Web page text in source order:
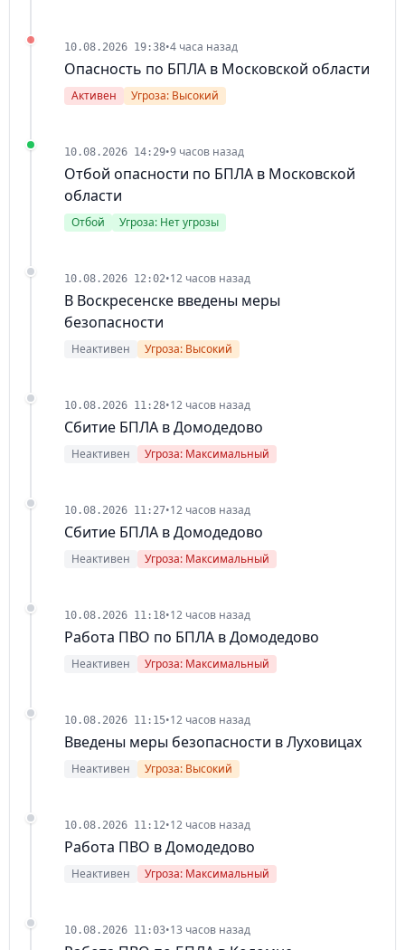
10.08.2026 19:38•4 часа назад
Опасность по БПЛА в Московской области
Активен Угроза: Высокий
10.08.2026 14:29•9 часов назад
Отбой опасности по БПЛА в Московской
области
Отбой Угроза: Нет угрозы
10.08.2026 12:02•12 часов назад
В Воскресенске введены меры
безопасности
Неактивен Угроза: Высокий
10.08.2026 11:28•12 часов назад
Сбитие БПЛА в Домодедово
Неактивен Угроза: Максимальный
10.08.2026 11:27•12 часов назад
Сбитие БПЛА в Домодедово
Неактивен Угроза: Максимальный
10.08.2026 11:18•12 часов назад
Работа ПВО по БПЛА в Домодедово
Неактивен Угроза: Максимальный
10.08.2026 11:15•12 часов назад
Введены меры безопасности в Луховицах
Неактивен Угроза: Высокий
10.08.2026 11:12•12 часов назад
Работа ПВО в Домодедово
Неактивен Угроза: Максимальный
10.08.2026 11:03•13 часов назад